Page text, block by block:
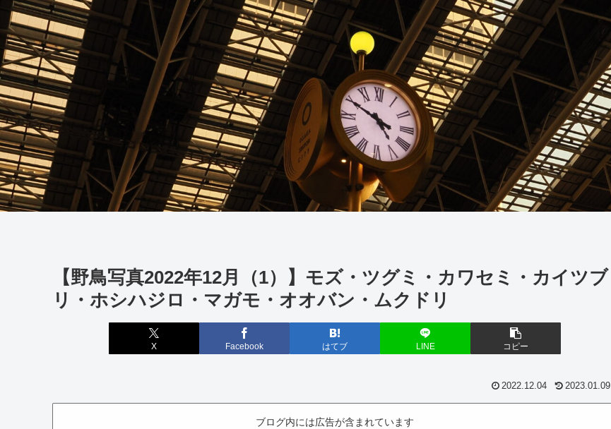
【野鳥写真2022年12月（1）】モズ・ツグミ・カワセミ・カイツブ
リ・ホシハジロ・マガモ・オオバン・ムクドリ
X Facebook はてブ LINE コピー
2022.12.04 2023.01.09
ブログ内には広告が含まれています